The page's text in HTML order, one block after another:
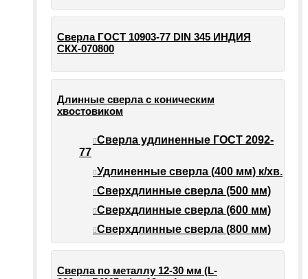
Сверла ГОСТ 10903-77 DIN 345 ИНДИЯ
СКХ-070800
Длинные сверла с коническим
хвостовиком
Сверла удлиненные ГОСТ 2092-
77
Удлиненные сверла (400 мм) к/хв.
Сверхдлинные сверла (500 мм)
Сверхдлинные сверла (600 мм)
Сверхдлинные сверла (800 мм)
Сверла по металлу 12-30 мм (L-